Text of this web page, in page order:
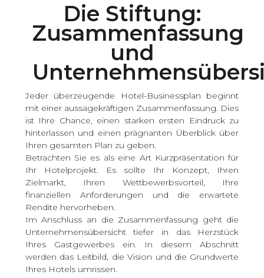
Die Stiftung:
Zusammenfassung
und
Jeder überzeugende Hotel-Businessplan beginnt
mit einer aussagekräftigen Zusammenfassung. Dies
ist Ihre Chance, einen starken ersten Eindruck zu
hinterlassen und einen prägnanten Überblick über
Ihren gesamten Plan zu geben.
Betrachten Sie es als eine Art Kurzpräsentation für
Ihr Hotelprojekt. Es sollte Ihr Konzept, Ihren
Zielmarkt, Ihren Wettbewerbsvorteil, Ihre
finanziellen Anforderungen und die erwartete
Rendite hervorheben.
Im Anschluss an die Zusammenfassung geht die
Unternehmensübersicht tiefer in das Herzstück
Ihres Gastgewerbes ein. In diesem Abschnitt
werden das Leitbild, die Vision und die Grundwerte
Ihres Hotels umrissen.